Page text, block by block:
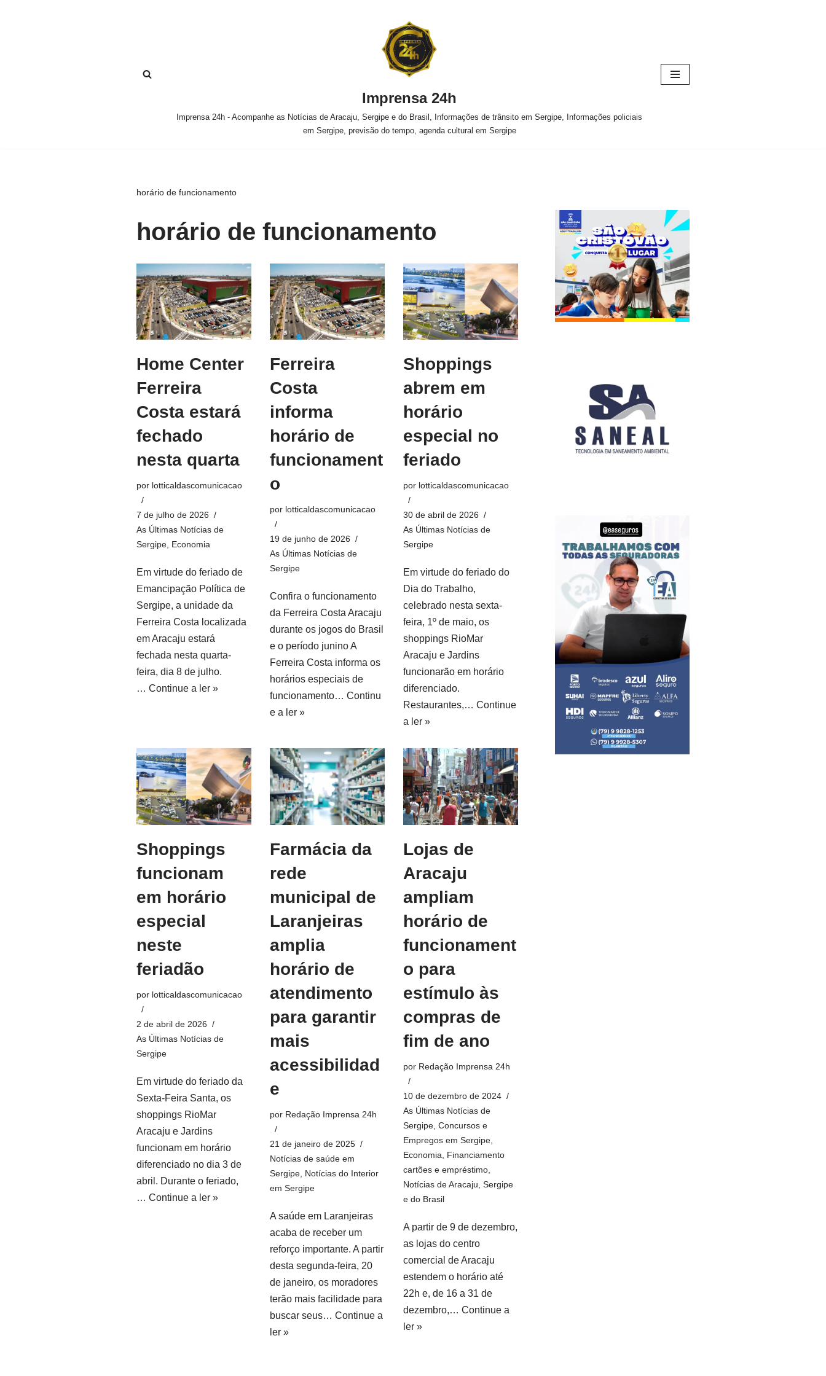
Imprensa 24h
Imprensa 24h - Acompanhe as Notícias de Aracaju, Sergipe e do Brasil, Informações de trânsito em Sergipe, Informações policiais
em Sergipe, previsão do tempo, agenda cultural em Sergipe
horário de funcionamento
horário de funcionamento
Home Center
Ferreira
Costa estará
fechado
nesta quarta
por lotticaldascomunicacao
7 de julho de 2026
As Últimas Notícias de
Sergipe, Economia
Em virtude do feriado de
Emancipação Política de
Sergipe, a unidade da
Ferreira Costa localizada
em Aracaju estará
fechada nesta quarta-
feira, dia 8 de julho.
… Continue a ler »
Ferreira
Costa
informa
horário de
funcionament
o
por lotticaldascomunicacao
19 de junho de 2026
As Últimas Notícias de
Sergipe
Confira o funcionamento
da Ferreira Costa Aracaju
durante os jogos do Brasil
e o período junino A
Ferreira Costa informa os
horários especiais de
funcionamento… Continu
e a ler »
Shoppings
abrem em
horário
especial no
feriado
por lotticaldascomunicacao
30 de abril de 2026
As Últimas Notícias de
Sergipe
Em virtude do feriado do
Dia do Trabalho,
celebrado nesta sexta-
feira, 1º de maio, os
shoppings RioMar
Aracaju e Jardins
funcionarão em horário
diferenciado.
Restaurantes,… Continue
a ler »
Shoppings
funcionam
em horário
especial
neste
feriadão
por lotticaldascomunicacao
2 de abril de 2026
As Últimas Notícias de
Sergipe
Em virtude do feriado da
Sexta-Feira Santa, os
shoppings RioMar
Aracaju e Jardins
funcionam em horário
diferenciado no dia 3 de
abril. Durante o feriado,
… Continue a ler »
Farmácia da
rede
municipal de
Laranjeiras
amplia
horário de
atendimento
para garantir
mais
acessibilidad
e
por Redação Imprensa 24h
21 de janeiro de 2025
Notícias de saúde em
Sergipe Notícias do Interior
em Sergipe
A saúde em Laranjeiras
acaba de receber um
reforço importante. A partir
desta segunda-feira, 20
de janeiro, os moradores
terão mais facilidade para
buscar seus… Continue a
ler »
Lojas de
Aracaju
ampliam
horário de
funcionament
o para
estímulo às
compras de
fim de ano
por Redação Imprensa 24h
10 de dezembro de 2024
As Últimas Notícias de
Sergipe Concursos e
Empregos em Sergipe
Economia
Financiamento
cartões e empréstimo
Notícias de Aracaju, Sergipe
e do Brasil
A partir de 9 de dezembro,
as lojas do centro
comercial de Aracaju
estendem o horário até
22h e, de 16 a 31 de
dezembro,… Continue a
ler »